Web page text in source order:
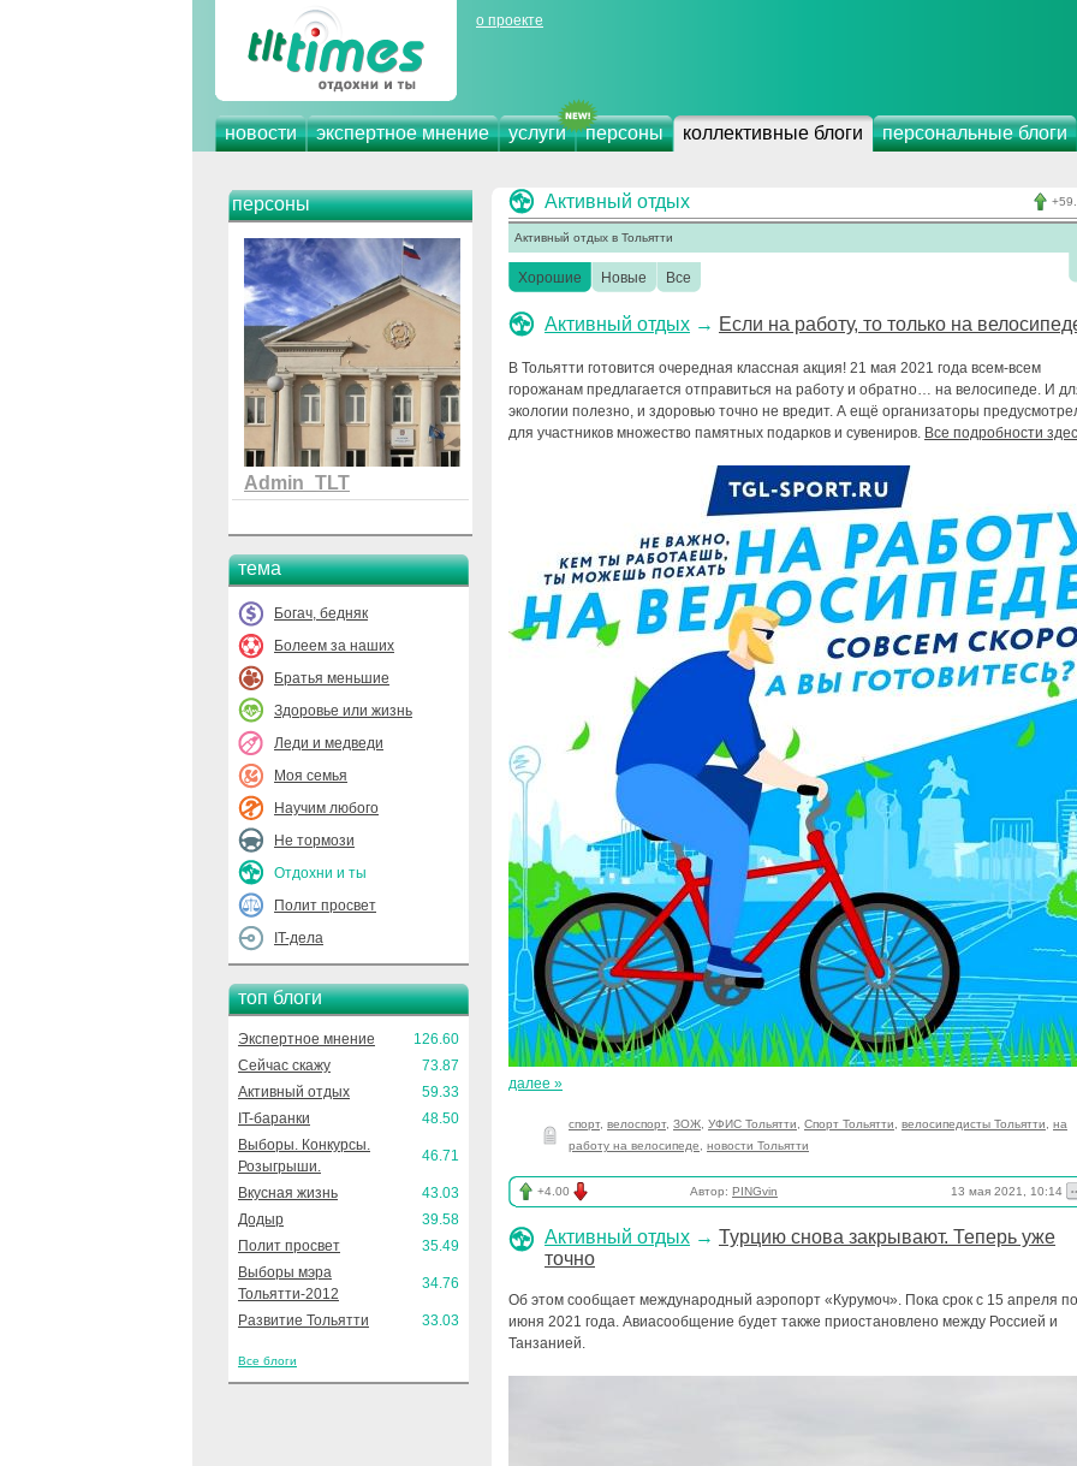
о проекте
новости экспертное мнение услуги персоны коллективные блоги персональные блоги
персоны
Admin_TLT
тема
Богач, бедняк
Болеем за наших
Братья меньшие
Здоровье или жизнь
Леди и медведи
Моя семья
Научим любого
Не тормози
Отдохни и ты
Полит просвет
IT-дела
топ блоги
Экспертное мнение
126.60
Сейчас скажу
73.87
Активный отдых
59.33
IT-баранки
48.50
Выборы. Конкурсы.
Розыгрыши.
46.71
Вкусная жизнь
43.03
Додыр
39.58
Полит просвет
35.49
Выборы мэра
Тольятти-2012
34.76
Развитие Тольятти 33.03
Все блоги
Активный отдых
Активный отдых в Тольятти
Хорошие Новые Все
Активный отдых → Если на работу, то только на
В Тольятти готовится очередная классная акция! 21 мая 2021 года всем-всем
горожанам предлагается отправиться на работу и обратно… на велосипеде. И
экологии полезно, и здоровью точно не вредит. А ещё организаторы
для участников множество памятных подарков и сувениров. Все подробности
далее »
спорт, велоспорт, ЗОЖ УФИС Тольятти Спорт Тольятти велосипедисты Тольятти
на
работу на велосипеде
новости Тольятти
+4.00 Автор: PINGvin 13 мая 2021, 10:14
Активный отдых → Турцию снова закрывают. Теперь уже
точно
Об этом сообщает международный аэропорт «Курумоч». Пока срок с 15 апреля
июня 2021 года. Авиасообщение будет также приостановлено между Россией и
Танзанией.